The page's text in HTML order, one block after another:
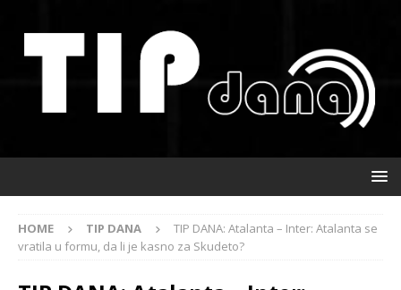
HOME TIP DANA
TIP DANA: Atalanta – Inter: Atalanta se
vratila u formu, da li je kasno za Skudeto?